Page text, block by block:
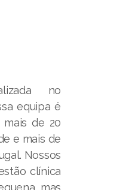
no
equipa é
de 20
e mais de
Nossos
clínica
mas